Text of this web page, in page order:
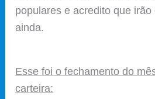
populares e acredito que
ainda.
Esse foi o fechamento do
carteira: